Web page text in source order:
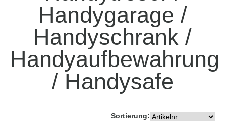
Handygarage /
Handyschrank /
Handyaufbewahrung
/ Handysafe
Sortierung: